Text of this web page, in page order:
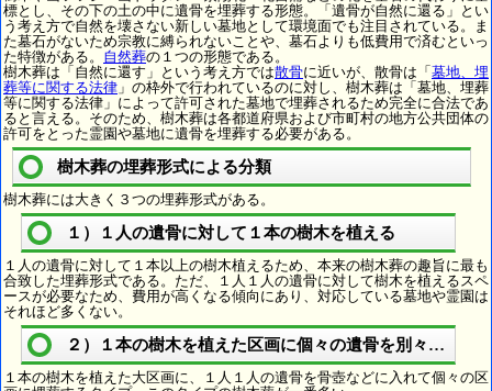
標とし、その下の土の中に遺骨を埋葬する形態。「遺骨が自然に還る」とい
う考え方で自然を壊さない新しい墓地として環境面でも注目されている。ま
た墓石がないため宗教に縛られないことや、墓石よりも低費用で済むといっ
た特徴がある。 自然葬の１つの形態である。
樹木葬は「自然に還す」という考え方では散骨に近いが、散骨は「 墓地、埋
葬等に関する法律 」の枠外で行われているのに対し、樹木葬は「墓地、埋葬
等に関する法律」によって許可された墓地で埋葬されるため完全に合法であ
ると言える。そのため、樹木葬は各都道府県および市町村の地方公共団体の
許可をとった霊園や墓地に遺骨を埋葬する必要がある。
樹木葬の埋葬形式による分類
樹木葬には大きく３つの埋葬形式がある。
１）１人の遺骨に対して１本の樹木を植える
１人の遺骨に対して１本以上の樹木植えるため、本来の樹木葬の趣旨に最も
合致した埋葬形式である。ただ、１人１人の遺骨に対して樹木を植えるスペ
ースが必要なため、費用が高くなる傾向にあり、対応している墓地や霊園は
それほど多くない。
２）１本の樹木を植えた区画に個々の遺骨を別々に埋葬
１本の樹木を植えた大区画に、１人１人の遺骨を骨壺などに入れて個々の区